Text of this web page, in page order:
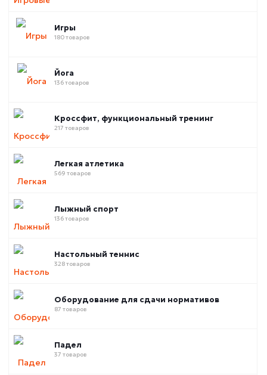
Игры
180 товаров
Йога
136 товаров
Кроссфит, функциональный тренинг
217 товаров
Легкая атлетика
569 товаров
Лыжный спорт
136 товаров
Настольный теннис
328 товаров
Оборудование для сдачи нормативов
87 товаров
Падел
37 товаров